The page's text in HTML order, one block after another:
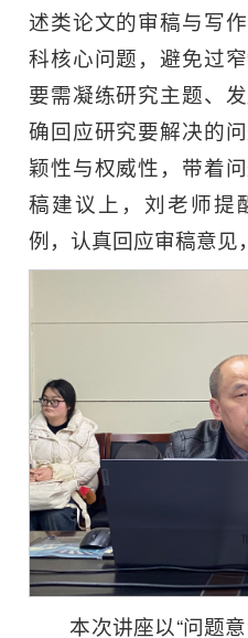
述类论文的审稿与写
科核心问题，避免过
要需凝练研究主题、
确回应研究要解决的
颖性与权威性，带着
稿建议上，刘老师提
例，认真回应审稿意见
本次讲座以“问题